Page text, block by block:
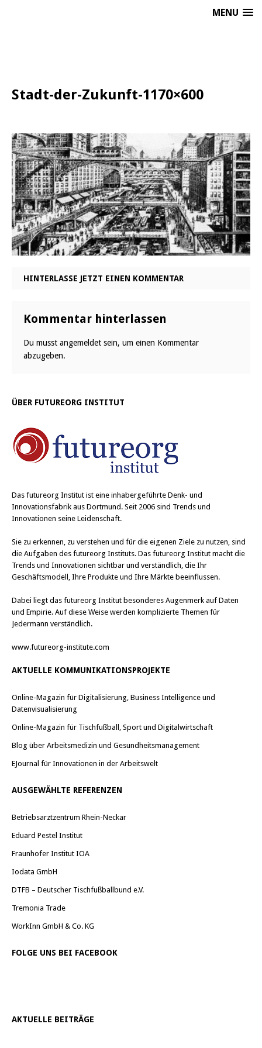
MENU
Stadt-der-Zukunft-1170×600
HINTERLASSE JETZT EINEN KOMMENTAR
Kommentar hinterlassen
Du musst angemeldet sein, um einen Kommentar
abzugeben.
ÜBER FUTUREORG INSTITUT
Das futureorg Institut ist eine inhabergeführte Denk- und
Innovationsfabrik aus Dortmund. Seit 2006 sind Trends und
Innovationen seine Leidenschaft.
Sie zu erkennen, zu verstehen und für die eigenen Ziele zu nutzen, sind
die Aufgaben des futureorg Instituts. Das futureorg Institut macht die
Trends und Innovationen sichtbar und verständlich, die Ihr
Geschäftsmodell, Ihre Produkte und Ihre Märkte beeinflussen.
Dabei liegt das futureorg Institut besonderes Augenmerk auf Daten
und Empirie. Auf diese Weise werden komplizierte Themen für
Jedermann verständlich.
www.futureorg-institute.com
AKTUELLE KOMMUNIKATIONSPROJEKTE
Online-Magazin für Digitalisierung, Business Intelligence und
Datenvisualisierung
Online-Magazin für Tischfußball, Sport und Digitalwirtschaft
Blog über Arbeitsmedizin und Gesundheitsmanagement
EJournal für Innovationen in der Arbeitswelt
AUSGEWÄHLTE REFERENZEN
Betriebsarztzentrum Rhein-Neckar
Eduard Pestel Institut
Fraunhofer Institut IOA
Iodata GmbH
DTFB – Deutscher Tischfußballbund e.V.
Tremonia Trade
WorkInn GmbH & Co. KG
FOLGE UNS BEI FACEBOOK
AKTUELLE BEITRÄGE